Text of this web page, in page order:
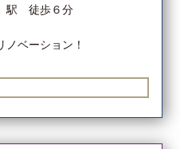
駅 徒歩６分
ノベーション！